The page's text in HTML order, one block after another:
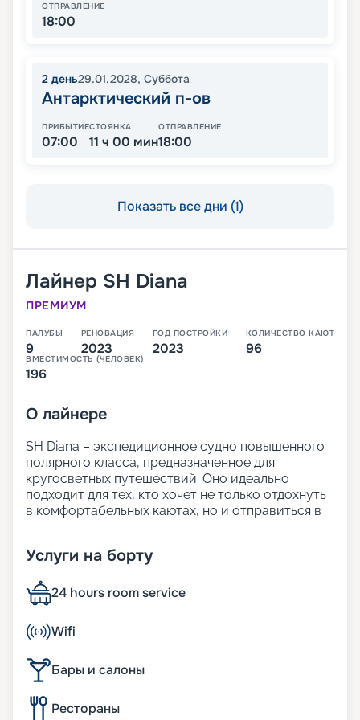
ОТПРАВЛЕНИЕ
18:00
2 день29.01.2028, Суббота
Антарктический п-ов
ПРИБЫТИЕ
07:00
СТОЯНКА
11 ч 00 мин
ОТПРАВЛЕНИЕ
18:00
Показать все дни (1)
Лайнер SH Diana
ПРЕМИУМ
ПАЛУБЫ
9
РЕНОВАЦИЯ
2023
ГОД ПОСТРОЙКИ
2023
КОЛИЧЕСТВО КАЮТ
96
ВМЕСТИМОСТЬ (ЧЕЛОВЕК)
196
О лайнере
SH Diana – экспедиционное судно повышенного
полярного класса, предназначенное для
кругосветных путешествий. Оно идеально
подходит для тех, кто хочет не только отдохнуть
в комфортабельных каютах, но и отправиться в
удалённые уголки нашей планеты, при этом
элегантными интерьерами в стиле
скандинавский шик и насыщенной
развлекательной программой.
В навигации 2024-2026 года туристы могут
выбрать круиз по Антарктиде и Европе, Южной
Америке и Карибам.
подробную информацию о лайнере: маршруты и
Услуги на борту
24 hours room service
Wifi
Бары и салоны
Рестораны